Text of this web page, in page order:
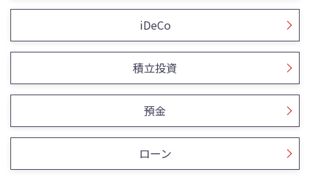
iDeCo
積立投資
預金
ローン